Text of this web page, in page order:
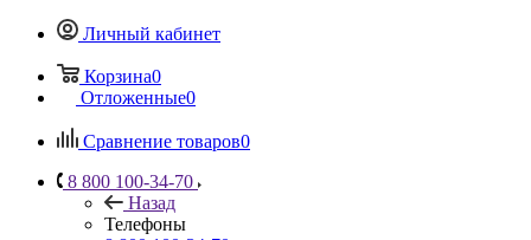
Личный кабинет
Корзина0
Отложенные0
Сравнение товаров0
8 800 100-34-70
Назад
Телефоны